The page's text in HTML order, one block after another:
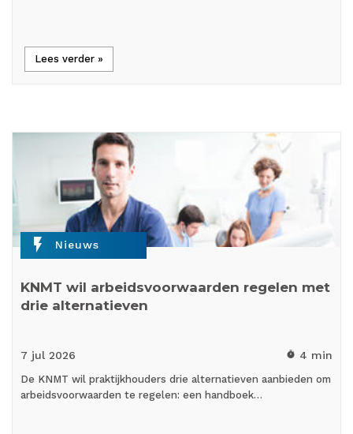
Lees verder »
flash_on Nieuws
KNMT wil arbeidsvoorwaarden regelen met
drie alternatieven
7 jul 2026 timer 4 min
De KNMT wil praktijkhouders drie alternatieven aanbieden om
arbeidsvoorwaarden te regelen: een handboek…